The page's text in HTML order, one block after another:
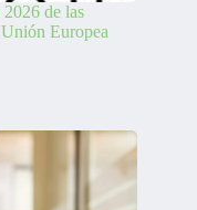
de las
Europea